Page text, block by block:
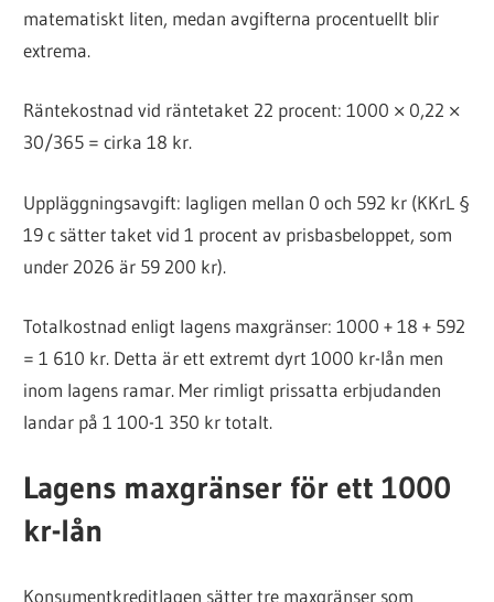
matematiskt liten, medan avgifterna procentuellt blir
extrema.
Räntekostnad vid räntetaket 22 procent: 1000 × 0,22 ×
30/365 = cirka 18 kr.
Uppläggningsavgift: lagligen mellan 0 och 592 kr (KKrL §
19 c sätter taket vid 1 procent av prisbasbeloppet, som
under 2026 är 59 200 kr).
Totalkostnad enligt lagens maxgränser: 1000 + 18 + 592
= 1 610 kr. Detta är ett extremt dyrt 1000 kr-lån men
inom lagens ramar. Mer rimligt prissatta erbjudanden
landar på 1 100-1 350 kr totalt.
Lagens maxgränser för ett 1000
kr-lån
Konsumentkreditlagen sätter tre maxgränser som